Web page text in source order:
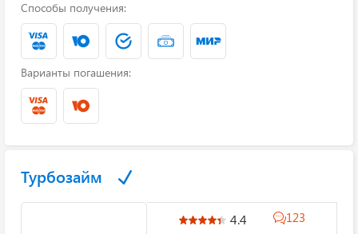
Способы получения:
Варианты погашения:
Турбозайм
4.4 123